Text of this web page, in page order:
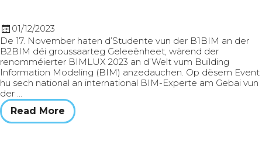
01/12/2023
De 17. November haten d’Studente vun der B1BIM an der
B2BIM déi groussaarteg Geleeënheet, wärend der
renomméierter BIMLUX 2023 an d’Welt vum Building
Information Modeling (BIM) anzedauchen. Op dësem Event
hu sech national an international BIM-Experte am Gebai vun
der …
Read More